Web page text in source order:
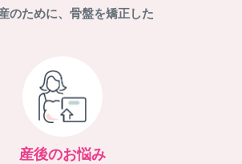
のために、骨盤を矯正した
産後のお悩み